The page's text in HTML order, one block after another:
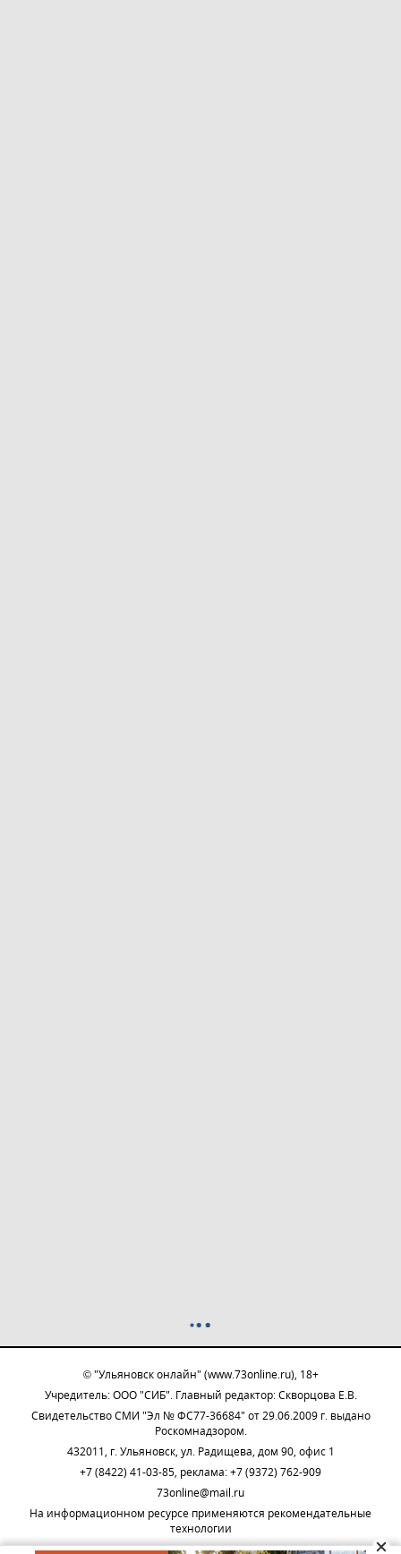
© "Ульяновск онлайн" (www.73online.ru), 18+
Учредитель: ООО "СИБ". Главный редактор: Скворцова Е.В.
Свидетельство СМИ "Эл № ФС77-36684" от 29.06.2009 г. выдано
Роскомнадзором.
432011, г. Ульяновск, ул. Радищева, дом 90, офис 1
+7 (8422) 41-03-85, реклама: +7 (9372) 762-909
73online@mail.ru
На информационном ресурсе применяются рекомендательные
технологии